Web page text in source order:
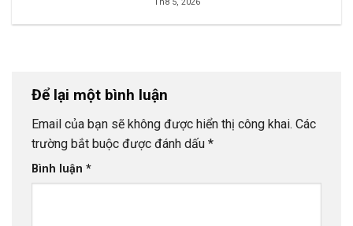
Để lại một bình luận
Email của bạn sẽ không được hiển thị công khai. Các
trường bắt buộc được đánh dấu *
Bình luận *